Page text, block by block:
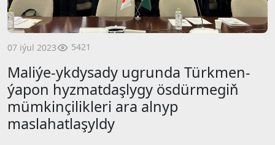
07 iýul 2023 5421
Maliýe-ykdysady ugrunda Türkmen-
ýapon hyzmatdaşlygy ösdürmegiň
mümkinçilikleri ara alnyp
maslahatlaşyldy